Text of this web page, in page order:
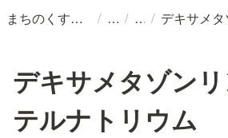
まちのくすりばこ / / /
デキサメタゾン
テルナトリウム